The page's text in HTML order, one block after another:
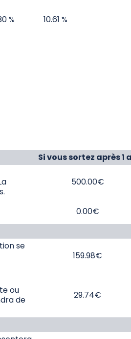
% 10.61 %
Si vous sortez après 1
500.00€
0.00€
se
159.98€
ou
de
29.74€